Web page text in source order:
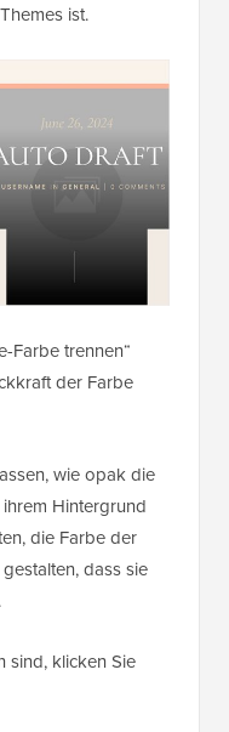
ist.
Farbe trennen“
der Farbe
wie opak die
Hintergrund
die Farbe der
dass sie
sind, klicken Sie